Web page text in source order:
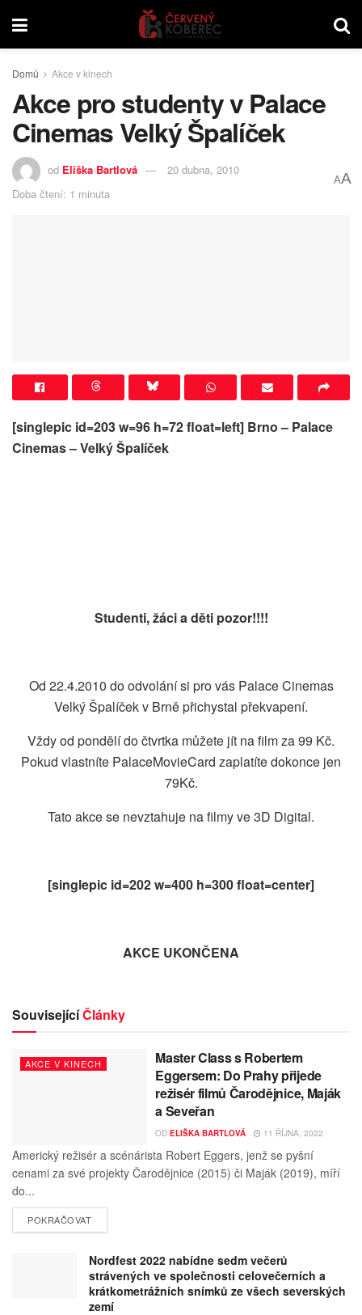
Domů Akce v kinech
Akce pro studenty v Palace
Cinemas Velký Špalíček
od Eliška Bartlová
20 dubna, 2010
Doba čtení: 1 minuta
AA
[singlepic id=203 w=96 h=72 float=left] Brno – Palace
Cinemas – Velký Špalíček
Studenti, žáci a děti pozor!!!!
Od 22.4.2010 do odvolání si pro vás Palace Cinemas
Velký Špalíček v Brně přichystal překvapení.
Vždy od pondělí do čtvrtka můžete jít na film za 99 Kč.
Pokud vlastníte PalaceMovieCard zaplatíte dokonce jen
79Kč.
Tato akce se nevztahuje na filmy ve 3D Digital.
[singlepic id=202 w=400 h=300 float=center]
AKCE UKONČENA
SouvisejícíČlánky
AKCE V KINECH
Master Class s Robertem
Eggersem: Do Prahy přijede
režisér filmů Čarodějnice, Maják
a Seveřan
OD ELIŠKA BARTLOVÁ 11 ŘÍJNA, 2022
Americký režisér a scénárista Robert Eggers, jenž se pyšní
cenami za své projekty Čarodějnice (2015) či Maják (2019), míří
do...
POKRAČOVAT
Nordfest 2022 nabídne sedm večerů
strávených ve společnosti celovečerních a
krátkometrážních snímků ze všech severských
zemí